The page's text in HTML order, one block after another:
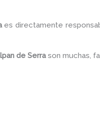
es directamente
de Serrason muchas,